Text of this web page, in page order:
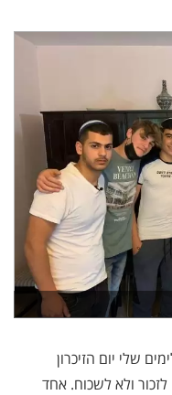
שלי יום הזיכרון
ולא לשכוח. אחד